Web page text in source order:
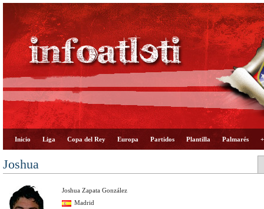
Inicio Liga Copa del Rey Europa Partidos Plantilla Palmarés
Joshua
Joshua Zapata González
Madrid